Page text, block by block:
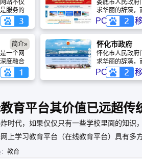
南省“国
越，综
提升。
来，这所百年学
多部委共建优势
合，为中华民族
更多栋梁之才，
学建设的崭新篇
站不仅
服务的
。它以
再造与
改革落到
群众少
，常德
温暖、
续擦亮
招牌，为
展注入
娄底市人民政府
求华丽的辞藻，
一个"好用、管
型平台。它既
的“透视镜”，也
的“快车道”，更
“直通车”。通过
验，网站正切实
商环境优化和治
化。
PC
一个网
度融合
。它依
”的顶级资
，湘潭
事，传
、创
湘潭高
国影响
简介» 怀化市政府
怀化市人民政府
求华丽的辞藻，
一个“好用、管
型平台。它既
的“透视镜”，
的“快车道”，
“直通车”。通过
验，网站正切实
理能力现代化，
透明、服务型政
数字支撑。
PC
育平台其价值已远超传
时代，如果仅仅只有一些学校里面的知识
上学习教育平台（在线教育平台）具有多
教育